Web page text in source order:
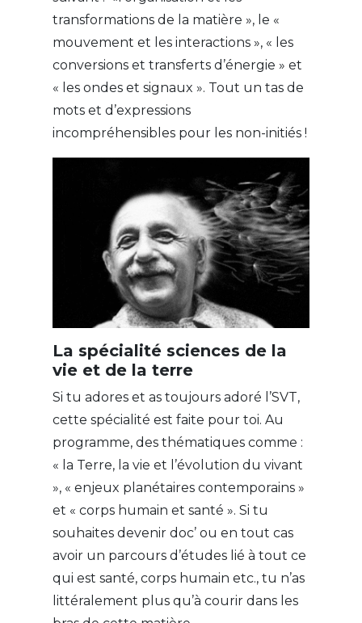
transformations de la matière », le «
mouvement et les interactions », « les
conversions et transferts d’énergie » et
« les ondes et signaux ». Tout un tas de
mots et d’expressions
incompréhensibles pour les non-initiés !
La spécialité sciences de la
vie et de la terre
Si tu adores et as toujours adoré l’SVT,
cette spécialité est faite pour toi. Au
programme, des thématiques comme :
« la Terre, la vie et l’évolution du vivant
», « enjeux planétaires contemporains »
et « corps humain et santé ». Si tu
souhaites devenir doc’ ou en tout cas
avoir un parcours d’études lié à tout ce
qui est santé, corps humain etc., tu n’as
littéralement plus qu’à courir dans les